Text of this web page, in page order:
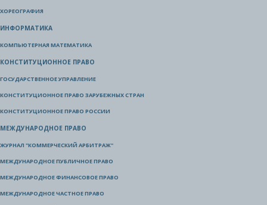
ХОРЕОГРАФИЯ
ИНФОРМАТИКА
КОМПЬЮТЕРНАЯ МАТЕМАТИКА
КОНСТИТУЦИОННОЕ ПРАВО
ГОСУДАРСТВЕННОЕ УПРАВЛЕНИЕ
КОНСТИТУЦИОННОЕ ПРАВО ЗАРУБЕЖНЫХ СТРАН
КОНСТИТУЦИОННОЕ ПРАВО РОССИИ
МЕЖДУНАРОДНОЕ ПРАВО
ЖУРНАЛ "КОММЕРЧЕСКИЙ АРБИТРАЖ"
МЕЖДУНАРОДНОЕ ПУБЛИЧНОЕ ПРАВО
МЕЖДУНАРОДНОЕ ФИНАНСОВОЕ ПРАВО
МЕЖДУНАРОДНОЕ ЧАСТНОЕ ПРАВО